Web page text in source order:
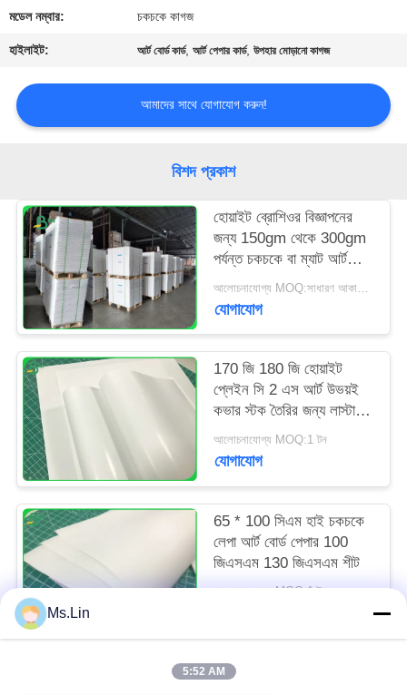
খবর
কেস
PRIVACY
POLICY
মডেল নম্বার: চকচকে কাগজ
হাইলাইট: আর্ট বোর্ড কার্ড,আর্ট পেপার কার্ড,উপহার মোড়ানো কাগজ
আমাদের সাথে যোগাযোগ করুন!
বিশদ প্রকাশ
হোয়াইট ব্রোশিওর বিজ্ঞাপনের
জন্য 150gm থেকে 300gm
পর্যন্ত চকচকে বা ম্যাট আর্ট
কার্ডের কাগজ
আলোচনাযোগ্য MOQ:সাধারণ আকারের জন্য 1 টন এবং বিশেষ আকারের জন্য 10 টন
যোগাযোগ
170 জি 180 জি হোয়াইট
প্লেইন সি 2 এস আর্ট উভয়ই
কভার স্টক তৈরির জন্য লাস্টার
আলোচনাযোগ্য MOQ:1 টন
যোগাযোগ
65 * 100 সিএম হাই চকচকে
লেপা আর্ট বোর্ড পেপার 100
জিএসএম 130 জিএসএম শীট
আলোচনাযোগ্য MOQ:1 টন
Ms.Lin
5:52 AM